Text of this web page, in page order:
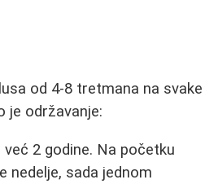
od 4-8 tretmana na svake
je održavanje:
2 godine. Na početku
nedelje, sada jednom